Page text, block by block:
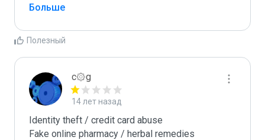
Больше
Полезный
c۞g
14 лет назад
Identity theft / credit card abuse
Fake online pharmacy / herbal remedies